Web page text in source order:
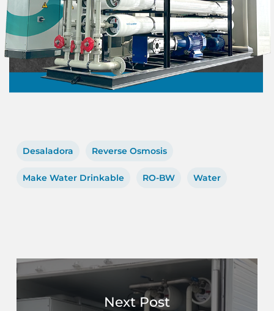
Desaladora Reverse Osmosis
Make Water Drinkable RO-BW Water
Next Post